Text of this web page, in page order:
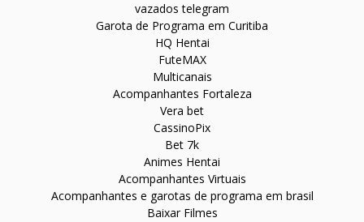
vazados telegram
Garota de Programa em Curitiba
HQ Hentai
FuteMAX
Multicanais
Acompanhantes Fortaleza
Vera bet
CassinoPix
Bet 7k
Animes Hentai
Acompanhantes Virtuais
Acompanhantes e garotas de programa em brasil
Baixar Filmes